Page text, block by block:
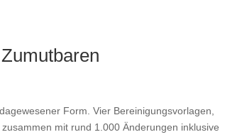
Form. Vier Bereinigungsvorlagen,
mit rund 1.000 Änderungen inklusive